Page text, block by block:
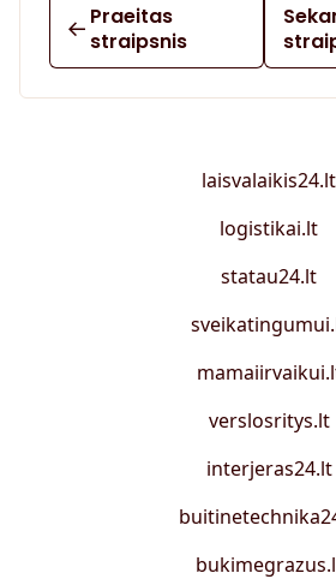
Praeitas
straipsnis
laisvalaikis24.lt
logistikai.lt
statau24.lt
verslosritys.lt
interjeras24.lt